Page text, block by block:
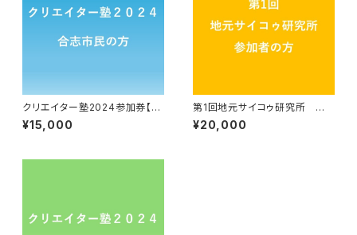
クリエイター塾2024参加券【合
志市民の方】
¥15,000
第1回地元サイコゥ研究所 参
加券
¥20,000